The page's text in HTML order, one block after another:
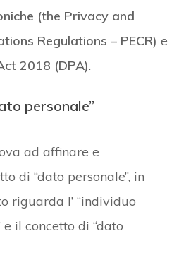
(the Privacy and
Regulations – PECR) e
2018 (DPA).
personale”
ad affinare e
di “dato personale”, in
riguarda l’ “individuo
il concetto di “dato